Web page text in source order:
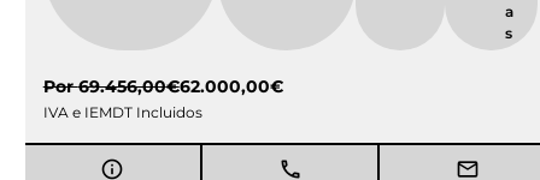
a
s
Por69.456,00€62.000,00€
IVA e IEMDT Incluidos